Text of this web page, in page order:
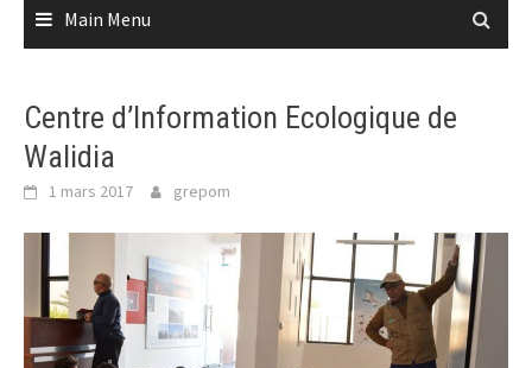
Main Menu
Centre d’Information Ecologique de
Walidia
1 mars 2017 grepom